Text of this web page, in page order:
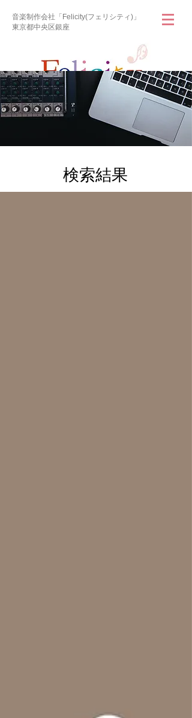
音楽制作会社「Felicity(フェリシティ)」
東京都中央区銀座
​検索結果